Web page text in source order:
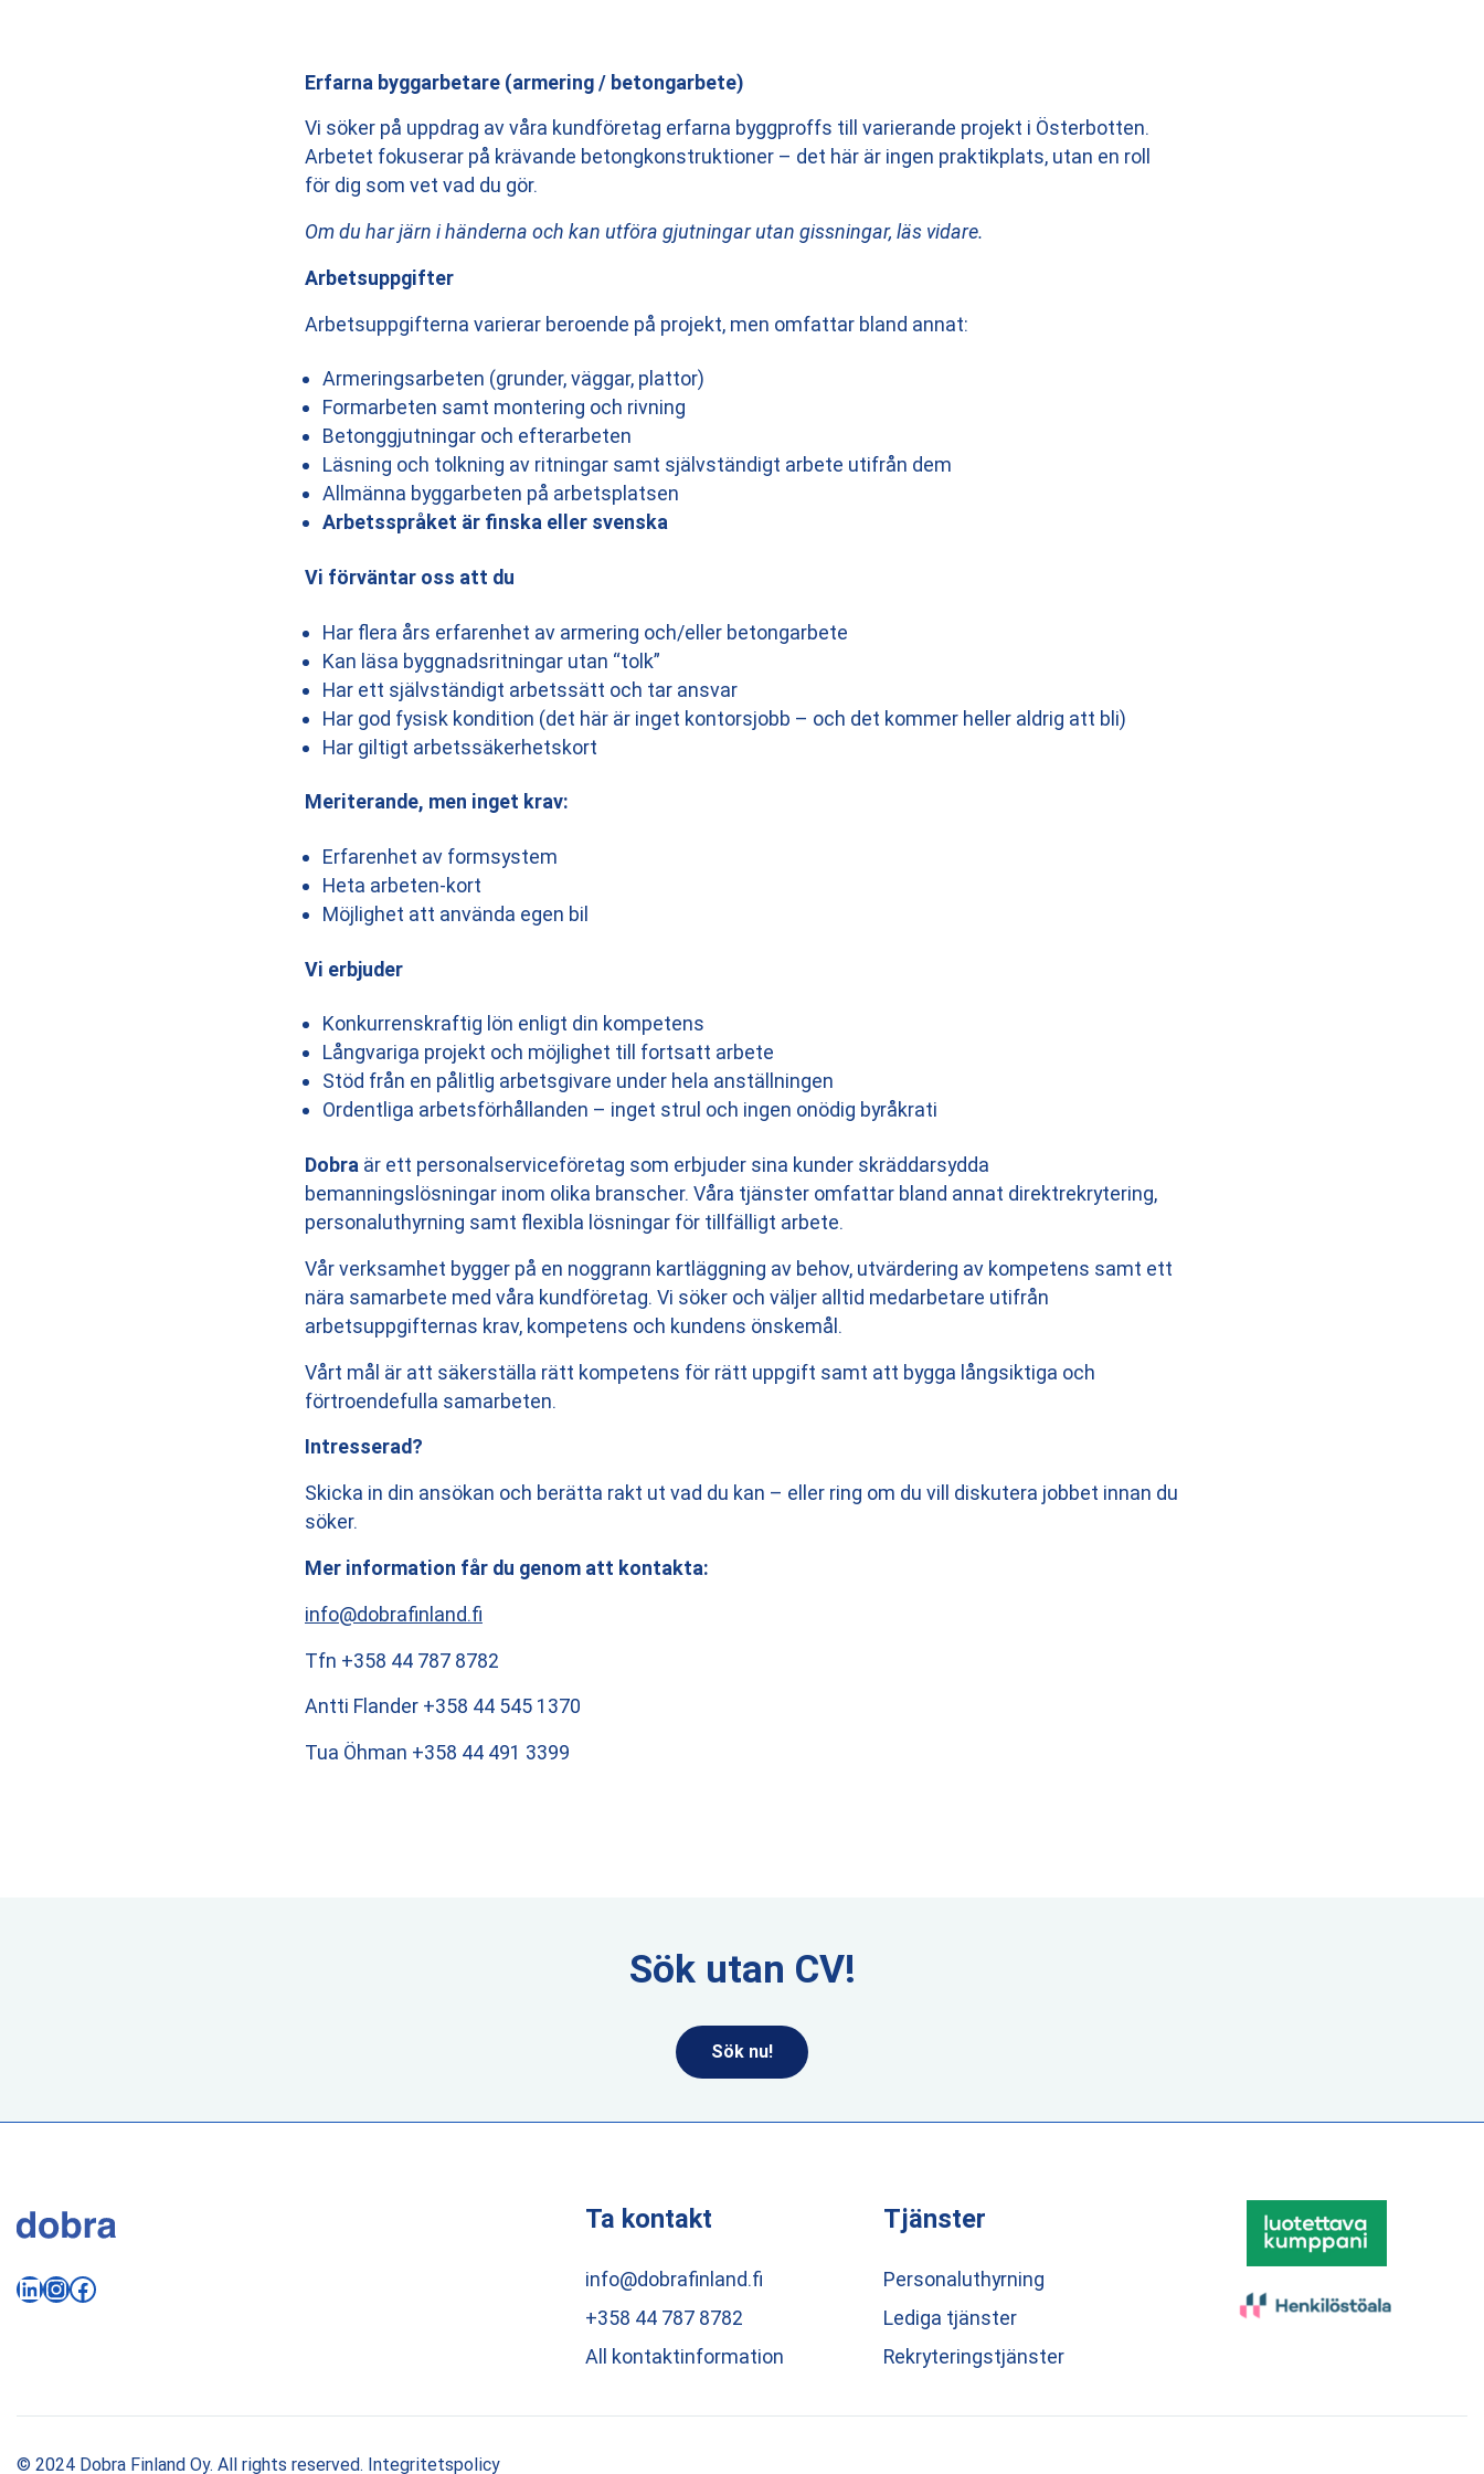
Erfarna byggarbetare (armering / betongarbete)
Vi söker på uppdrag av våra kundföretag erfarna byggproffs till varierande projekt i Österbotten.
Arbetet fokuserar på krävande betongkonstruktioner – det här är ingen praktikplats, utan en roll
för dig som vet vad du gör.
Om du har järn i händerna och kan utföra gjutningar utan gissningar, läs vidare.
Arbetsuppgifter
Arbetsuppgifterna varierar beroende på projekt, men omfattar bland annat:
Armeringsarbeten (grunder, väggar, plattor)
Formarbeten samt montering och rivning
Betonggjutningar och efterarbeten
Läsning och tolkning av ritningar samt självständigt arbete utifrån dem
Allmänna byggarbeten på arbetsplatsen
Arbetsspråket är finska eller svenska
Vi förväntar oss att du
Har flera års erfarenhet av armering och/eller betongarbete
Kan läsa byggnadsritningar utan “tolk”
Har ett självständigt arbetssätt och tar ansvar
Har god fysisk kondition (det här är inget kontorsjobb – och det kommer heller aldrig att bli)
Har giltigt arbetssäkerhetskort
Meriterande, men inget krav:
Erfarenhet av formsystem
Heta arbeten-kort
Möjlighet att använda egen bil
Vi erbjuder
Konkurrenskraftig lön enligt din kompetens
Långvariga projekt och möjlighet till fortsatt arbete
Stöd från en pålitlig arbetsgivare under hela anställningen
Ordentliga arbetsförhållanden – inget strul och ingen onödig byråkrati
Dobra är ett personalserviceföretag som erbjuder sina kunder skräddarsydda
bemanningslösningar inom olika branscher. Våra tjänster omfattar bland annat direktrekrytering,
personaluthyrning samt flexibla lösningar för tillfälligt arbete.
Vår verksamhet bygger på en noggrann kartläggning av behov, utvärdering av kompetens samt ett
nära samarbete med våra kundföretag. Vi söker och väljer alltid medarbetare utifrån
arbetsuppgifternas krav, kompetens och kundens önskemål.
Vårt mål är att säkerställa rätt kompetens för rätt uppgift samt att bygga långsiktiga och
förtroendefulla samarbeten.
Intresserad?
Skicka in din ansökan och berätta rakt ut vad du kan – eller ring om du vill diskutera jobbet innan du
söker.
Mer information får du genom att kontakta:
info@dobrafinland.fi
Tfn +358 44 787 8782
Antti Flander +358 44 545 1370
Tua Öhman +358 44 491 3399
Sök utan CV!
Sök nu!
Ta kontakt
info@dobrafinland.fi
+358 44 787 8782
All kontaktinformation
LinkedIn
Instagram
Facebook
Tjänster
Personaluthyrning
Lediga tjänster
Rekryteringstjänster
© 2024 Dobra Finland Oy. All rights reserved. Integritetspolicy